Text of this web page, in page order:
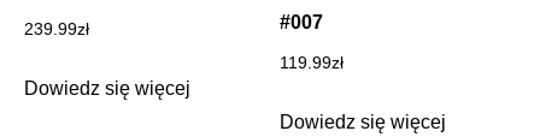
239.99zł
Dowiedz się więcej
#007
119.99zł
Dowiedz się więcej